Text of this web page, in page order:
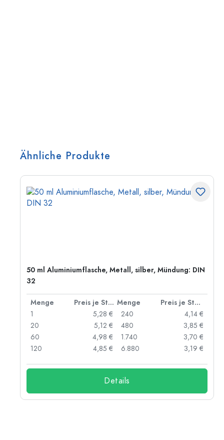
Ähnliche Produkte
50 ml Aluminiumflasche, Metall, silber, Mündung: DIN
32
Menge Preis je Stück Menge
Preis je Stück
1
5,28 €
20
5,12 €
60
4,98 €
120
4,85 €
240
4,14 €
480
3,85 €
1.740
3,70 €
6.880
3,19 €
Details